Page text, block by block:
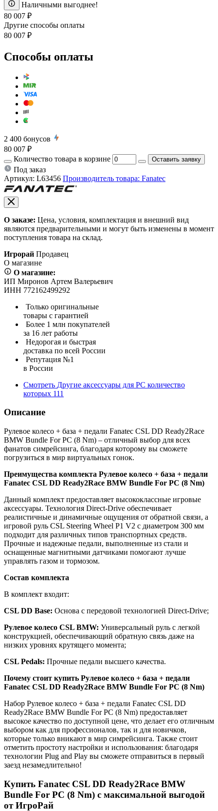
Наличными выгоднее!
80 007 ₽
Другие способы оплаты
80 007 ₽
Способы оплаты
2 400 бонусов
80 007 ₽
Количество товара в корзине
Оставить заявку
Под заказ
Артикул: L63456 Производитель товара: Fanatec
О заказе: Цена, условия, комплектация и внешний вид
являются предварительными и могут быть изменены в момент
поступления товара на склад.
Игрорай Продавец
О магазине
О магазине:
ИП Миронов Артем Валерьевич
ИНН 772162499292
Только оригинальные
товары с гарантией
Более 1 млн покупателей
за 16 лет работы
Недорогая и быстрая
доставка по всей России
Репутация №1
в России
Смотреть Другие аксессуары для PC количество
которых 111
Описание
Рулевое колесо + база + педали Fanatec CSL DD Ready2Race
BMW Bundle For PC (8 Nm) – отличный выбор для всех
фанатов симрейсинга, благодаря которому вы сможете
погрузиться в мир виртуальных гонок.
Преимущества комплекта Рулевое колесо + база + педали
Fanatec CSL DD Ready2Race BMW Bundle For PC (8 Nm)
Данный комплект предоставляет высококлассные игровые
аксессуары. Технология Direct-Drive обеспечивает
реалистичные и динамичные ощущения от обратной связи, а
игровой руль CSL Steering Wheel P1 V2 с диаметром 300 мм
подходит для различных типов транспортных средств.
Прочные и надежные педали, выполненные из стали и
оснащенные магнитными датчиками помогают лучше
управлять газом и тормозом.
Состав комплекта
В комплект входит:
CSL DD Base: Основа с передовой технологией Direct-Drive;
Рулевое колесо CSL BMW: Универсальный руль с легкой
конструкцией, обеспечивающий обратную связь даже на
низких уровнях крутящего момента;
CSL Pedals: Прочные педали высшего качества.
Почему стоит купить Рулевое колесо + база + педали
Fanatec CSL DD Ready2Race BMW Bundle For PC (8 Nm)
Набор Рулевое колесо + база + педали Fanatec CSL DD
Ready2Race BMW Bundle For PC (8 Nm) предоставляет
высокое качество по доступной цене, что делает его отличным
выбором как для профессионалов, так и для новичков,
которые только вникают в мир симрейсинга. Также стоит
отметить простоту настройки и использования: благодаря
технологии Plug and Play вы сможете отправиться в первый
заезд незамедлительно!
Купить Fanatec CSL DD Ready2Race BMW
Bundle For PC (8 Nm) с максимальной выгодой
от ИгроРай